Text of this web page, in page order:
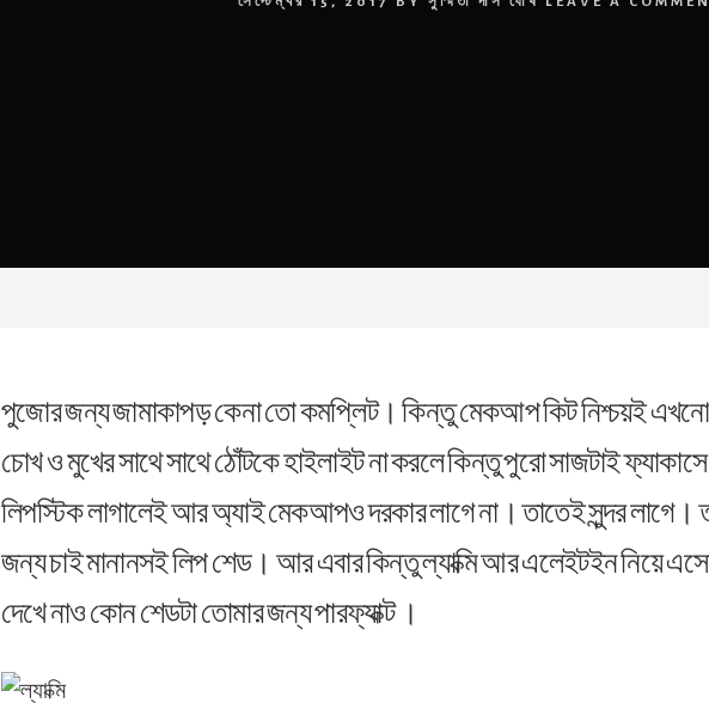
পুজোর জন্য জামাকাপড় কেনা তো কমপ্লিট। কিন্তু মেকআপ কিট নিশ্চয়ই
চোখ ও মুখের সাথে সাথে ঠোঁটকে হাইলাইট না করলে কিন্তু পুরো সাজটাই
লিপস্টিক লাগালেই আর অ্যাই মেকআপও দরকার লাগে না। তাতেই সুন্দর লাগে।
জন্য চাই মানানসই লিপ শেড। আর এবার কিন্তু ল্যাক্মি আর এলেইটইন নিয়ে
দেখে নাও কোন শেডটা তোমার জন্য পারফ্যাক্ট ।